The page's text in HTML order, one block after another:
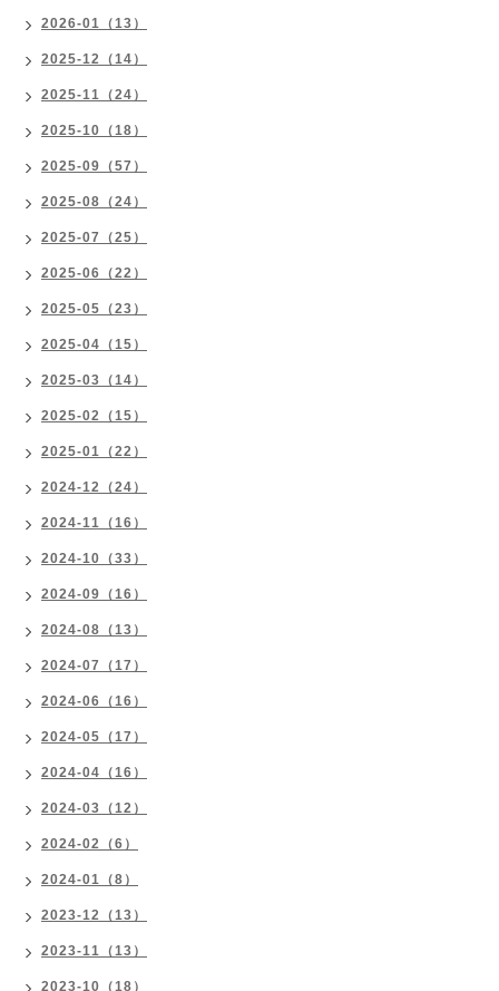
2026-01（13）
2025-12（14）
2025-11（24）
2025-10（18）
2025-09（57）
2025-08（24）
2025-07（25）
2025-06（22）
2025-05（23）
2025-04（15）
2025-03（14）
2025-02（15）
2025-01（22）
2024-12（24）
2024-11（16）
2024-10（33）
2024-09（16）
2024-08（13）
2024-07（17）
2024-06（16）
2024-05（17）
2024-04（16）
2024-03（12）
2024-02（6）
2024-01（8）
2023-12（13）
2023-11（13）
2023-10（18）